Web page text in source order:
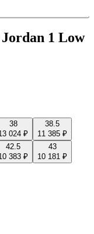
1 Low
38
024 ₽
38.5
11 385 ₽
42.5
383 ₽
43
10 181 ₽